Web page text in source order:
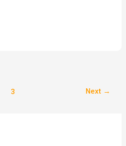
3 Next →